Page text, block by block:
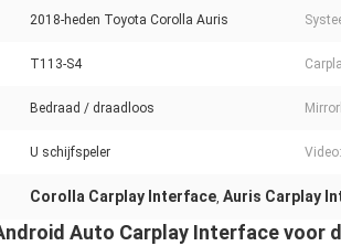
2018-heden Toyota Corolla Auris
T113-S4
Bedraad / draadloos
U schijfspeler Video:
Corolla Carplay Interface, Auris Carplay
Auto Carplay Interface voor